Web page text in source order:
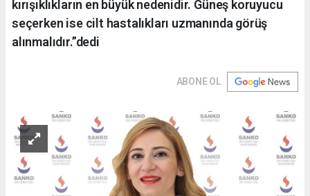
kırışıklıkların en büyük nedenidir. Güneş koruyucu
seçerken ise cilt hastalıkları uzmanında görüş
alınmalıdır.”dedi
ABONE OL